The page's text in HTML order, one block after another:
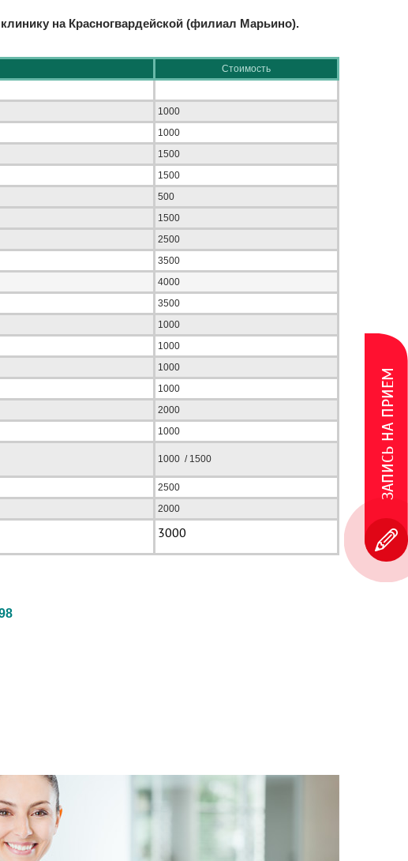
на Красногвардейской (филиал Марьино).
Стоимость
1000
1000
1500
1500
500
1500
2500
3500
4000
3500
1000
1000
1000
1000
2000
1000
1000 / 1500
2500
2000
3000
98
ЗАПИСЬ НА ПРИЕМ